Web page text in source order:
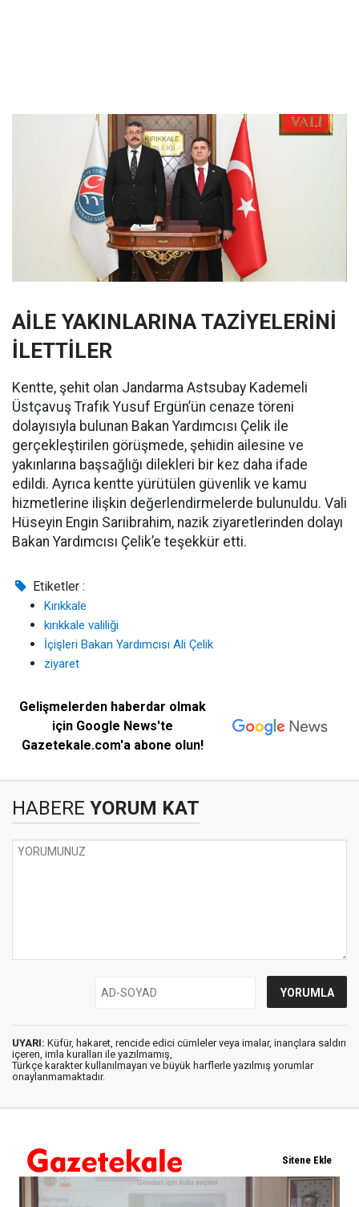
AİLE YAKINLARINA TAZİYELERİNİ
İLETTİLER
Kentte, şehit olan Jandarma Astsubay Kademeli
Üstçavuş Trafik Yusuf Ergün’ün cenaze töreni
dolayısıyla bulunan Bakan Yardımcısı Çelik ile
gerçekleştirilen görüşmede, şehidin ailesine ve
yakınlarına başsağlığı dilekleri bir kez daha ifade
edildi. Ayrıca kentte yürütülen güvenlik ve kamu
hizmetlerine ilişkin değerlendirmelerde bulunuldu. Vali
Hüseyin Engin Sarıibrahim, nazik ziyaretlerinden dolayı
Bakan Yardımcısı Çelik’e teşekkür etti.
Etiketler :
Kırıkkale
kırıkkale valiliği
İçişleri Bakan Yardımcısı Ali Çelik
ziyaret
Gelişmelerden haberdar olmak
için Google News'te
Gazetekale.com'a abone olun!
HABERE YORUM KAT
UYARI: Küfür, hakaret, rencide edici cümleler veya imalar, inançlara saldırı
içeren, imla kuralları ile yazılmamış,
Türkçe karakter kullanılmayan ve büyük harflerle yazılmış yorumlar
onaylanmamaktadır.